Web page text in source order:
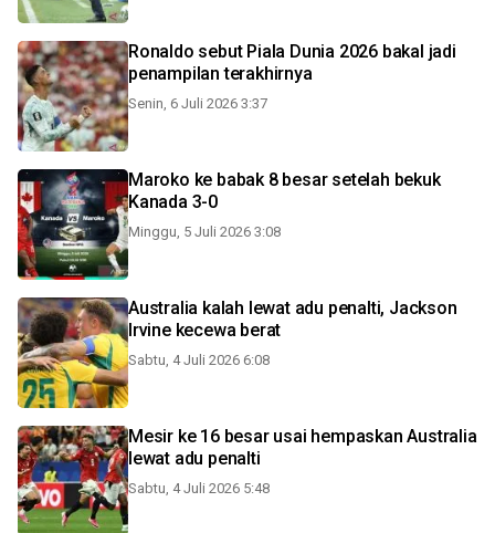
Ronaldo sebut Piala Dunia 2026 bakal jadi
penampilan terakhirnya
Senin, 6 Juli 2026 3:37
Maroko ke babak 8 besar setelah bekuk
Kanada 3-0
Minggu, 5 Juli 2026 3:08
Australia kalah lewat adu penalti, Jackson
Irvine kecewa berat
Sabtu, 4 Juli 2026 6:08
Mesir ke 16 besar usai hempaskan Australia
lewat adu penalti
Sabtu, 4 Juli 2026 5:48